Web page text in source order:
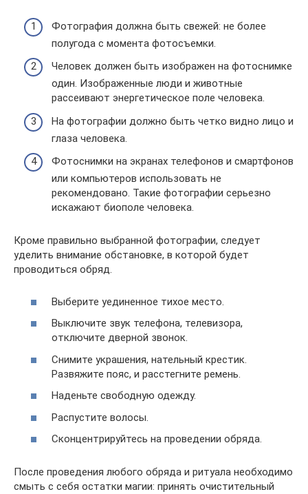
Фотография должна быть свежей: не более
полугода с момента фотосъемки.
Человек должен быть изображен на фотоснимке
один. Изображенные люди и животные
рассеивают энергетическое поле человека.
На фотографии должно быть четко видно лицо и
глаза человека.
Фотоснимки на экранах телефонов и смартфонов
или компьютеров использовать не
рекомендовано. Такие фотографии серьезно
искажают биополе человека.
Кроме правильно выбранной фотографии, следует
уделить внимание обстановке, в которой будет
проводиться обряд.
Выберите уединенное тихое место.
Выключите звук телефона, телевизора,
отключите дверной звонок.
Снимите украшения, нательный крестик.
Развяжите пояс, и расстегните ремень.
Наденьте свободную одежду.
Распустите волосы.
Сконцентрируйтесь на проведении обряда.
После проведения любого обряда и ритуала необходимо
смыть с себя остатки магии: принять очистительный